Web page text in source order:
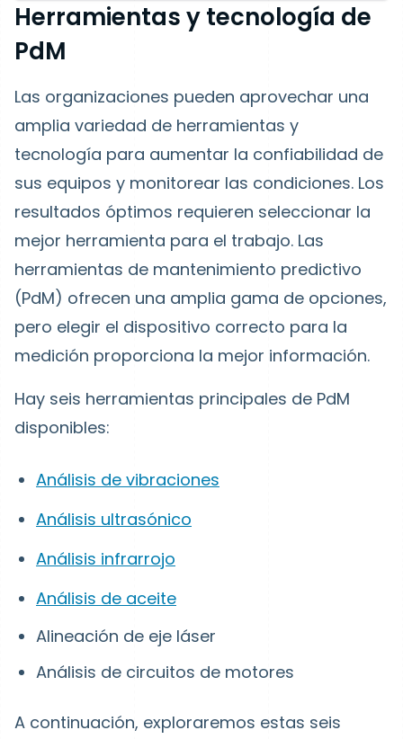
Herramientas y tecnología de
PdM
Las organizaciones pueden aprovechar una
amplia variedad de herramientas y
tecnología para aumentar la confiabilidad de
sus equipos y monitorear las condiciones. Los
resultados óptimos requieren seleccionar la
mejor herramienta para el trabajo. Las
herramientas de mantenimiento predictivo
(PdM) ofrecen una amplia gama de opciones,
pero elegir el dispositivo correcto para la
medición proporciona la mejor información.
Hay seis herramientas principales de PdM
disponibles:
Análisis de vibraciones
Análisis ultrasónico
Análisis infrarrojo
Análisis de aceite
Alineación de eje láser
Análisis de circuitos de motores
A continuación, exploraremos estas seis